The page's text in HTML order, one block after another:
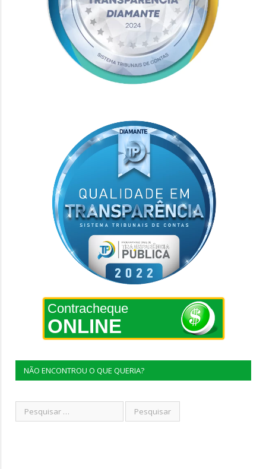
Contracheque
ONLINE
NÃO ENCONTROU O QUE QUERIA?